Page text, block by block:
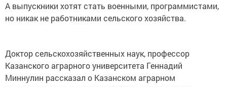
А выпускники хотят стать военными, программистами,
но никак не работниками сельского хозяйства.
Доктор сельскохозяйственных наук, профессор
Казанского аграрного университета Геннадий
Миннулин рассказал о Казанском аграрном